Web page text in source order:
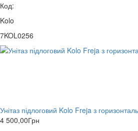
Код:
Kolo
7KOL0256
Унітаз підлоговий Kolo Freja з
4 500,00Грн